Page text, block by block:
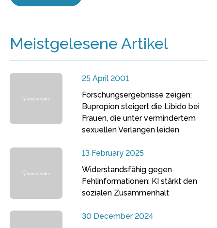
Meistgelesene Artikel
25 April 2001
Forschungsergebnisse zeigen:
Bupropion steigert die Libido bei
Frauen, die unter vermindertem
sexuellen Verlangen leiden
13 February 2025
Widerstandsfähig gegen
Fehlinformationen: KI stärkt den
sozialen Zusammenhalt
30 December 2024